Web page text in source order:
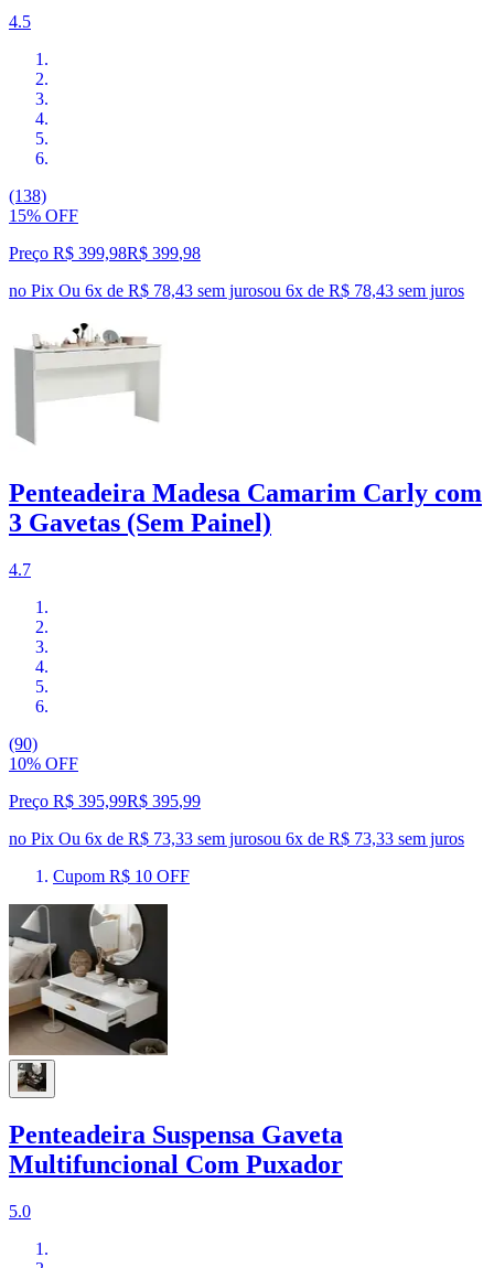
4.5
(138)
15% OFF
Preço R$ 399,98R$ 399,98
no Pix Ou 6x de R$ 78,43 sem jurosou 6x de R$ 78,43 sem juros
Penteadeira Madesa Camarim Carly com
3 Gavetas (Sem Painel)
4.7
(90)
10% OFF
Preço R$ 395,99R$ 395,99
no Pix Ou 6x de R$ 73,33 sem jurosou 6x de R$ 73,33 sem juros
Cupom R$ 10 OFF
Penteadeira Suspensa Gaveta
Multifuncional Com Puxador
5.0